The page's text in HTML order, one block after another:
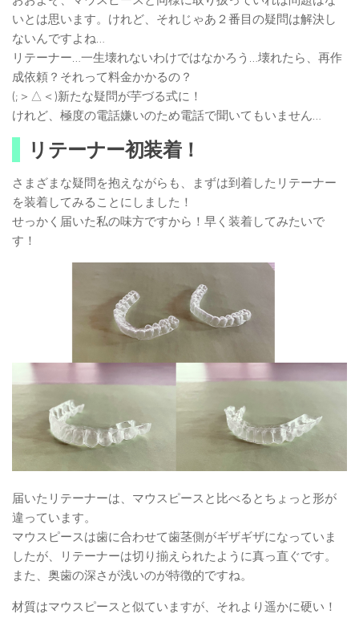
いとは思います。けれど、それじゃあ２番目の疑問は解決し
ないんですよね…
リテーナー…一生壊れないわけではなかろう…壊れたら、再作
成依頼？それって料金かかるの？
(;＞△＜)新たな疑問が芋づる式に！
けれど、極度の電話嫌いのため電話で聞いてもいません…
リテーナー初装着！
さまざまな疑問を抱えながらも、まずは到着したリテーナー
を装着してみることにしました！
せっかく届いた私の味方ですから！早く装着してみたいで
す！
届いたリテーナーは、マウスピースと比べるとちょっと形が
違っています。
マウスピースは歯に合わせて歯茎側がギザギザになっていま
したが、リテーナーは切り揃えられたように真っ直ぐです。
また、奥歯の深さが浅いのが特徴的ですね。
材質はマウスピースと似ていますが、それより遥かに硬い！